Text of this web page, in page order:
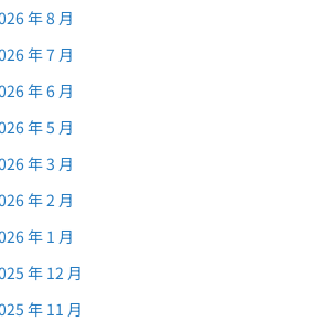
年 8 月
年 7 月
年 6 月
年 5 月
年 3 月
年 2 月
年 1 月
年 12 月
年 11 月